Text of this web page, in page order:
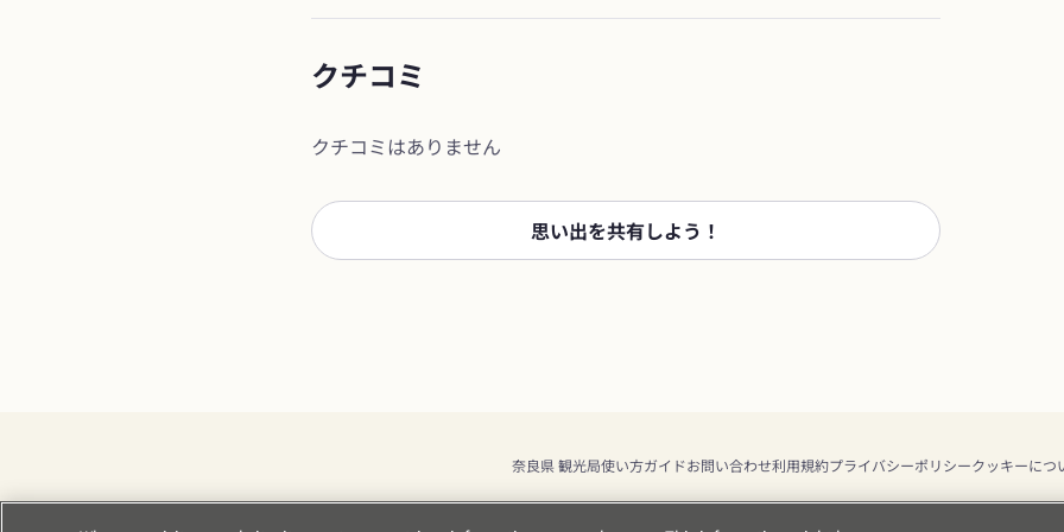
クチコミ
クチコミはありません
思い出を共有しよう！
奈良県 観光局使い方ガイドお問い合わせ利用規約プライバシーポリシークッキーにつ